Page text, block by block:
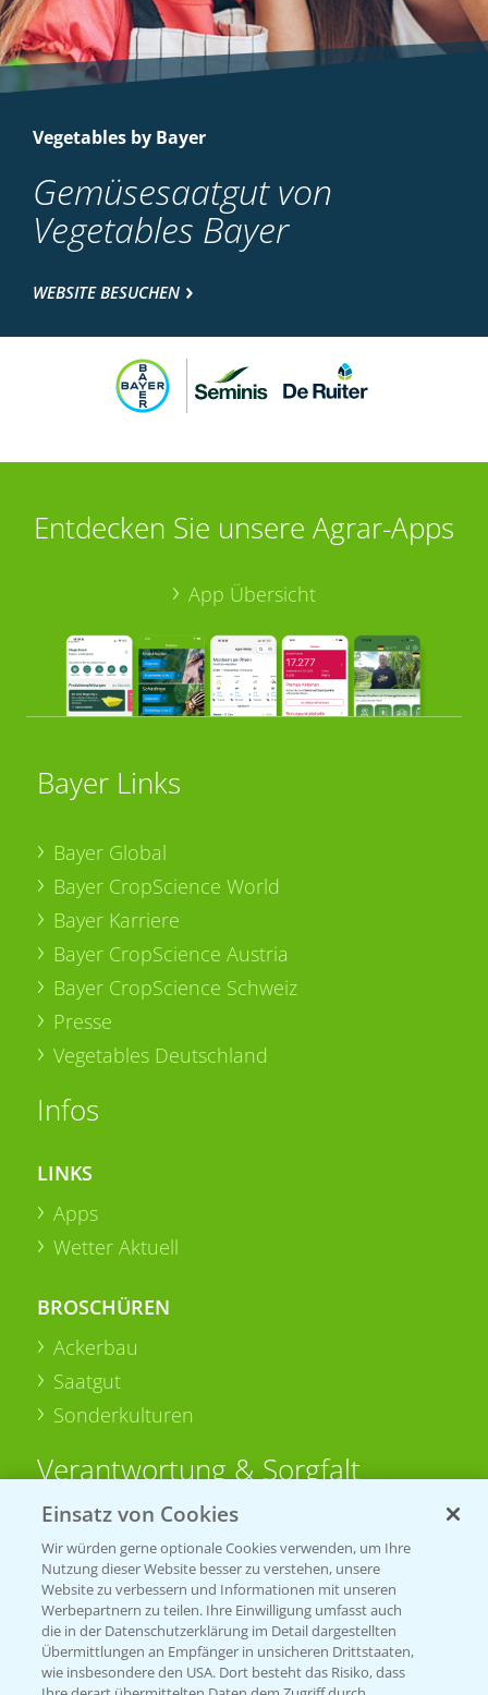
Vegetables by Bayer
Gemüsesaatgut von
Vegetables Bayer
WEBSITE BESUCHEN
Entdecken Sie unsere Agrar-Apps
App Übersicht
Bayer Links
Bayer Global
Bayer CropScience World
Bayer Karriere
Bayer CropScience Austria
Bayer CropScience Schweiz
Presse
Vegetables Deutschland
Infos
LINKS
Apps
Wetter Aktuell
BROSCHÜREN
Ackerbau
Saatgut
Sonderkulturen
Verantwortung & Sorgfalt
Sammelstellen und Termine
PRE - Chemikalien sicher entsorgen
Sammelstellen und Termine
Einsatz von Cookies
Wir würden gerne optionale Cookies verwenden, um Ihre
Nutzung dieser Website besser zu verstehen, unsere
Website zu verbessern und Informationen mit unseren
Werbepartnern zu teilen. Ihre Einwilligung umfasst auch
die in der Datenschutzerklärung im Detail dargestellten
Übermittlungen an Empfänger in unsicheren Drittstaaten,
wie insbesondere den USA. Dort besteht das Risiko, dass